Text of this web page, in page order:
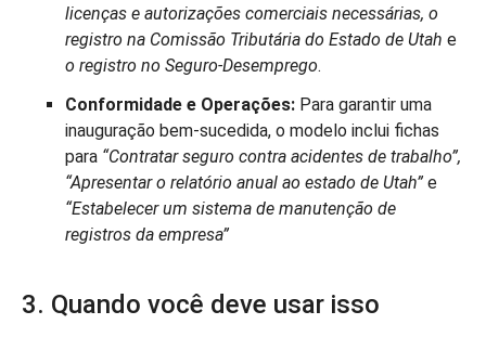
licenças e autorizações comerciais necessárias, o
registro na Comissão Tributária do Estado de Utah e
o registro no Seguro-Desemprego.
Conformidade e Operações: Para garantir uma
inauguração bem-sucedida, o modelo inclui fichas
para “Contratar seguro contra acidentes de trabalho”,
“Apresentar o relatório anual ao estado de Utah” e
“Estabelecer um sistema de manutenção de
registros da empresa”
3. Quando você deve usar isso